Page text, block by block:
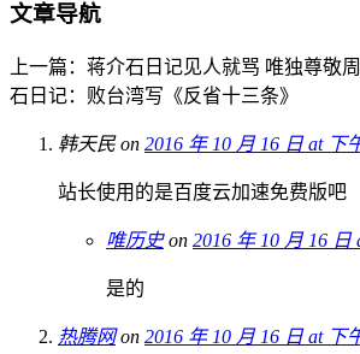
文章导航
上一篇：蒋介石日记见人就骂 唯独尊敬
石日记：败台湾写《反省十三条》
韩天民on 2016 年 10 月 16 日 at 下
站长使用的是百度云加速免费版吧
唯历史on 2016 年 10 月 16 日
是的
热腾网on 2016 年 10 月 16 日 at 下